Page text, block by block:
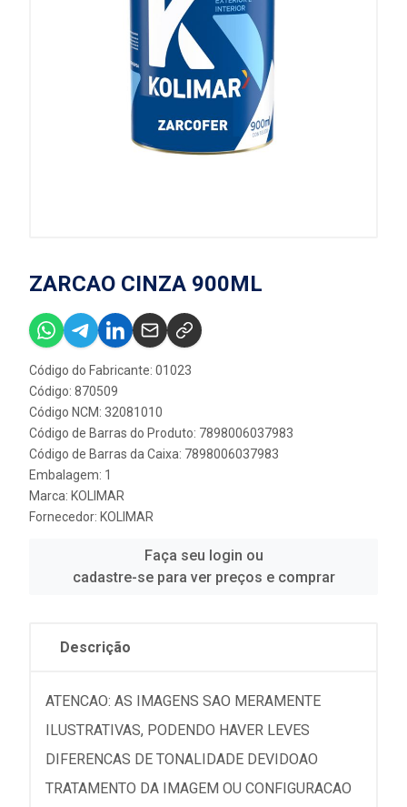
ZARCAO CINZA 900ML
Código do Fabricante: 01023
Código: 870509
Código NCM: 32081010
Código de Barras do Produto: 7898006037983
Código de Barras da Caixa: 7898006037983
Embalagem: 1
Marca: KOLIMAR
Fornecedor: KOLIMAR
Faça seu login ou
cadastre-se para ver preços e comprar
Descrição
ATENCAO: AS IMAGENS SAO MERAMENTE
ILUSTRATIVAS, PODENDO HAVER LEVES
DIFERENCAS DE TONALIDADE DEVIDOAO
TRATAMENTO DA IMAGEM OU CONFIGURACAO